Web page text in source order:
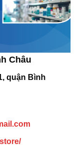
Châu
quận Bình